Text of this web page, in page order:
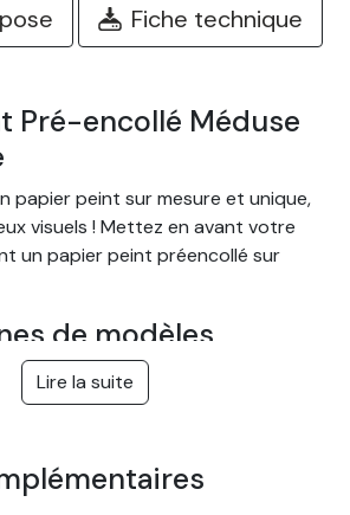
Fiche technique
Pré-encollé Méduse
papier peint sur mesure et unique,
visuels ! Mettez en avant votre
un papier peint préencollé sur
de modèles
large gamme de papiers peints
enfant, texture, paysage.. et bien
des modèles adaptés aux
Lire la suite